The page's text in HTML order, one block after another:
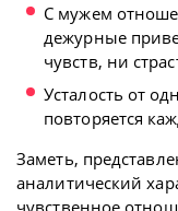
С мужем
дежурные
чувств, ни
Усталость от
повторяется
Заметь,
аналитический
чувственное